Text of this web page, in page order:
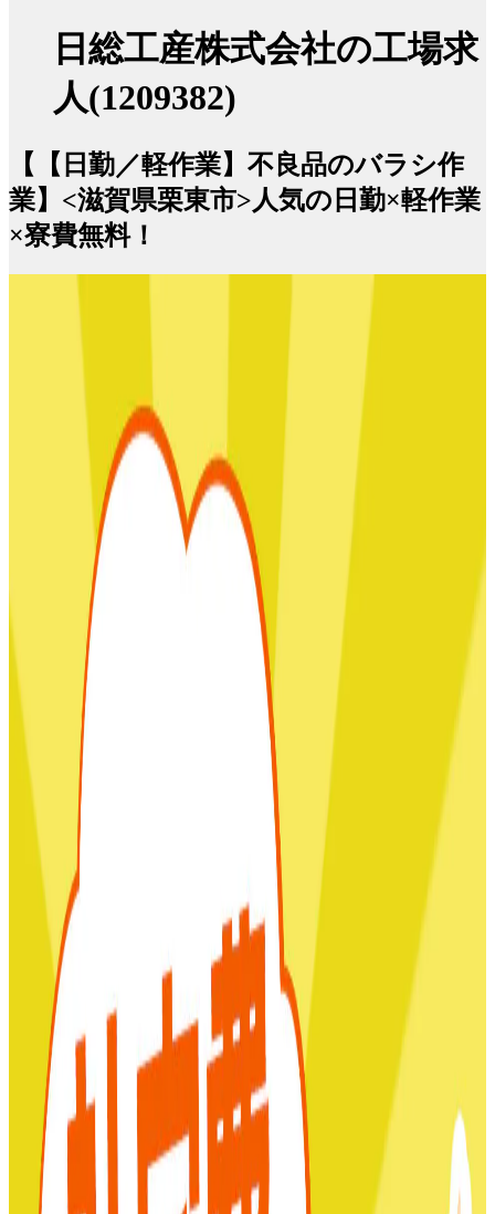
日総工産株式会社の工場求
人(1209382)
【【日勤／軽作業】不良品のバラシ作
業】<滋賀県栗東市>人気の日勤×軽作業
×寮費無料！